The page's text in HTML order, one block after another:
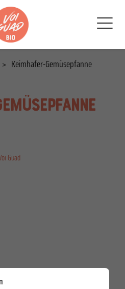
Keimhafer-Gemüsepfanne
Guad